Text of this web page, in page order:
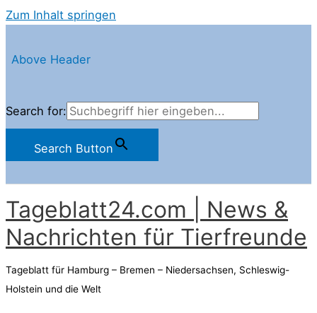
Zum Inhalt springen
Above Header
Search for:
Search Button
Tageblatt24.com | News &
Nachrichten für Tierfreunde
Tageblatt für Hamburg – Bremen – Niedersachsen, Schleswig-
Holstein und die Welt